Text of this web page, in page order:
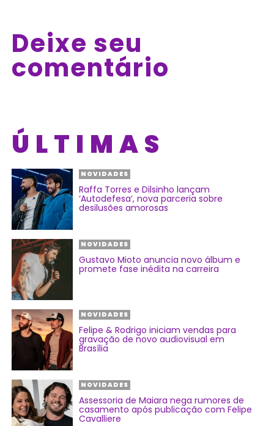
Deixe seu
comentário
ÚLTIMAS
NOVIDADES
Raffa Torres e Dilsinho lançam
‘Autodefesa’, nova parceria sobre
desilusões amorosas
NOVIDADES
Gustavo Mioto anuncia novo álbum e
promete fase inédita na carreira
NOVIDADES
Felipe & Rodrigo iniciam vendas para
gravação de novo audiovisual em
Brasília
NOVIDADES
Assessoria de Maiara nega rumores de
casamento após publicação com Felipe
Cavalliere